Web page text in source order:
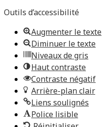
Outils d’accessibilité
Augmenter le texte
Diminuer le texte
Niveaux de gris
Haut contraste
Contraste négatif
Arrière-plan clair
Liens soulignés
Police lisible